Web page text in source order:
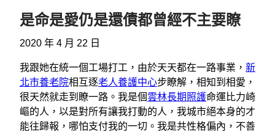
是命是愛仍是還債都曾經不主要瞭
2020 年 4 月 22 日
我跟她在統一個工場打工，由於天天都在一路事業， 新
北市養老院相互逐老人養護中心步瞭解，相知到相愛，
很天然就走到瞭一路。我是個雲林長期照護命運比力崎
嶇的人，以是對所有讓我打動的人，我城市絕本身的才
能往歸報，哪怕支付我的一切。我是共性格偏內，不善